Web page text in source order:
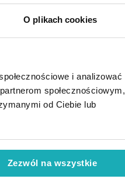
O plikach cookies
i analizować
społecznościowym,
od Ciebie lub
Zezwól na wszystkie